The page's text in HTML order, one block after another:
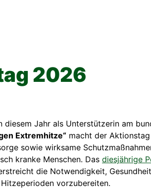
2026
Jahr als Unterstützerin am
Extremhitze“ macht der
sowie wirksame
kranke Menschen. Das diesjährige
die Notwendigkeit,
vorzubereiten.